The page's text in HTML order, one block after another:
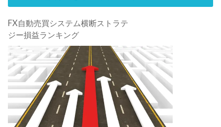
FX自動売買システム横断ストラテ
ジー損益ランキング